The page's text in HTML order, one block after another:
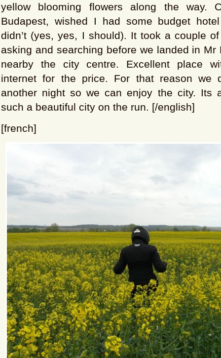
yellow blooming flowers along the way.
Budapest, wished I had some budget
didn’t (yes, yes, I should). It took a couple
asking and searching before we landed in Mr
nearby the city centre. Excellent place
internet for the price. For that reason we
another night so we can enjoy the city. Its
such a beautiful city on the run. [/english]
[french]